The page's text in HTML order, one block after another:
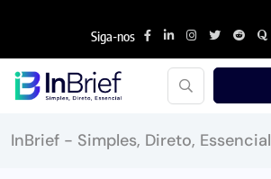
Siga-nos
InBrief - Simples, Direto, Essencial